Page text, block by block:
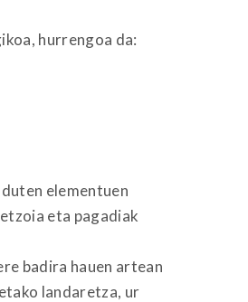
hurrengoa da:
elementuen
eta pagadiak
badira hauen artean
landaretza, ur